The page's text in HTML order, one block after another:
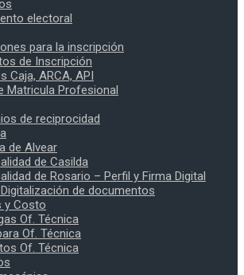
electoral
para la inscripción
de Inscripción
Caja, ARCA, API
Matricula Profesional
de reciprocidad
de Alvear
de Casilda
de Rosario – Perfil y Firma Digital
Digitalización de documentos
y Costo
Of. Técnica
Of. Técnica
Of. Técnica